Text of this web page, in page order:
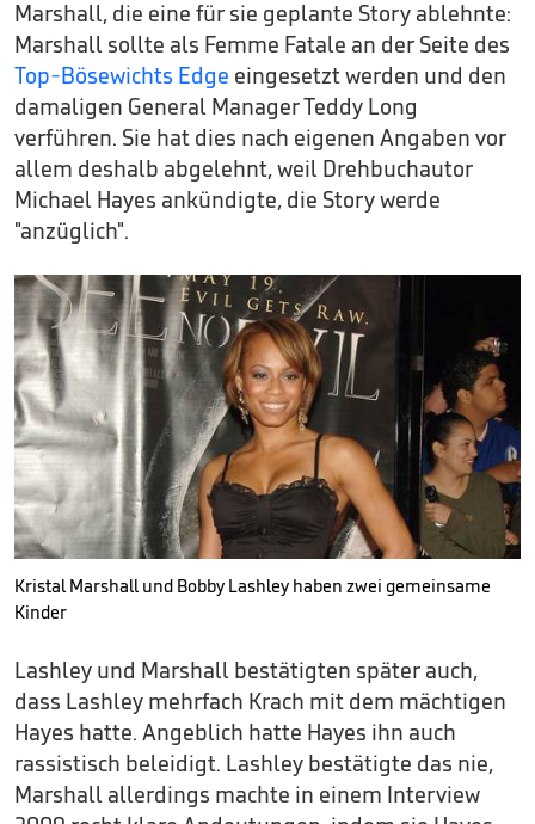
Marshall, die eine für sie geplante Story ablehnte:
Marshall sollte als Femme Fatale an der Seite des
Top-Bösewichts Edge eingesetzt werden und den
damaligen General Manager Teddy Long
verführen. Sie hat dies nach eigenen Angaben vor
allem deshalb abgelehnt, weil Drehbuchautor
Michael Hayes ankündigte, die Story werde
"anzüglich".
Kristal Marshall und Bobby Lashley haben zwei gemeinsame
Kinder
Lashley und Marshall bestätigten später auch,
dass Lashley mehrfach Krach mit dem mächtigen
Hayes hatte. Angeblich hatte Hayes ihn auch
rassistisch beleidigt. Lashley bestätigte das nie,
Marshall allerdings machte in einem Interview